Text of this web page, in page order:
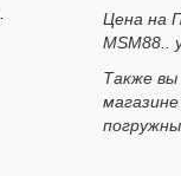
Цена на
MSM88..
Также